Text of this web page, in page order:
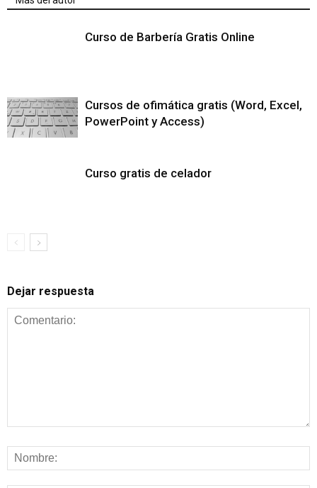
Curso de Barbería Gratis Online
Cursos de ofimática gratis (Word, Excel,
PowerPoint y Access)
Curso gratis de celador
Dejar respuesta